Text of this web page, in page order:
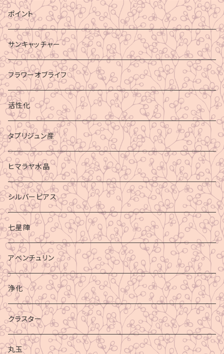
ポイント
サンキャッチャー
フラワーオブライフ
活性化
タプリジュン産
ヒマラヤ水晶
シルバーピアス
七星陣
アベンチュリン
浄化
クラスター
丸玉